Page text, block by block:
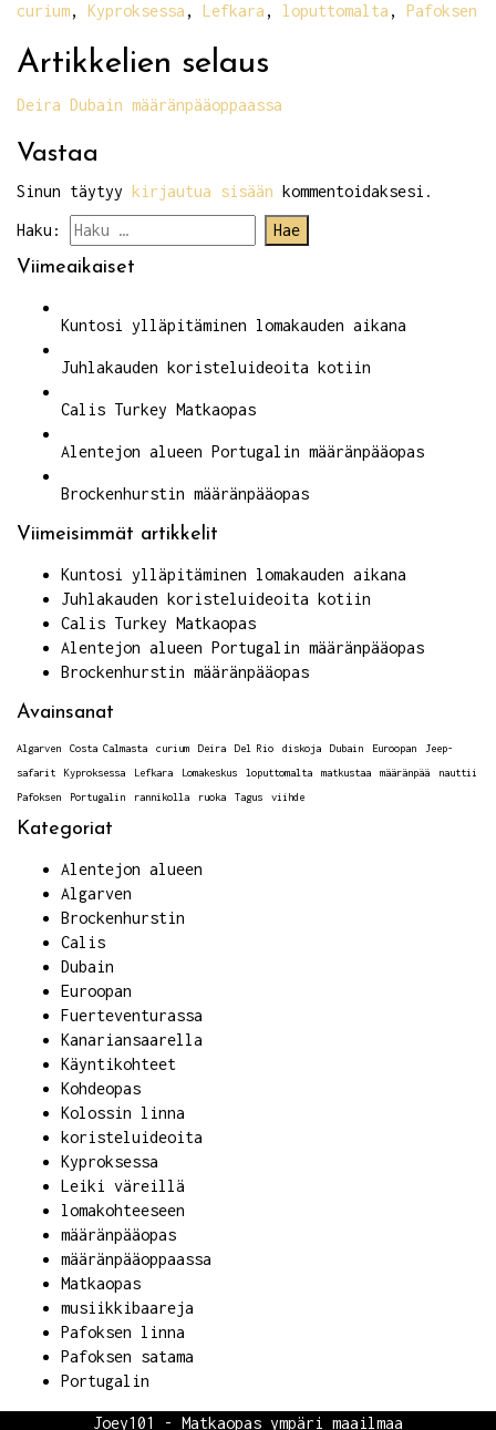
curium, Kyproksessa , Lefkara , loputtomalta , Pafoksen
Artikkelien selaus
Deira Dubain määränpääoppaassa
Vastaa
Sinun täytyy kirjautua sisään kommentoidaksesi.
Haku:
Viimeaikaiset
Kuntosi ylläpitäminen lomakauden aikana
Juhlakauden koristeluideoita kotiin
Calis Turkey Matkaopas
Alentejon alueen Portugalin määränpääopas
Brockenhurstin määränpääopas
Viimeisimmät artikkelit
Kuntosi ylläpitäminen lomakauden aikana
Juhlakauden koristeluideoita kotiin
Calis Turkey Matkaopas
Alentejon alueen Portugalin määränpääopas
Brockenhurstin määränpääopas
Avainsanat
Algarven Costa Calmasta curium Deira Del Rio diskoja Dubain Euroopan
Jeep-
safarit
Kyproksessa Lefkara Lomakeskus loputtomalta matkustaa määränpää
nauttii
Pafoksen
Portugalin rannikolla ruoka Tagus viihde
Kategoriat
Alentejon alueen
Algarven
Brockenhurstin
Calis
Dubain
Euroopan
Fuerteventurassa
Kanariansaarella
Käyntikohteet
Kohdeopas
Kolossin linna
koristeluideoita
Kyproksessa
Leiki väreillä
lomakohteeseen
määränpääopas
määränpääoppaassa
Matkaopas
musiikkibaareja
Pafoksen linna
Pafoksen satama
Portugalin
Joey101 - Matkaopas ympäri maailmaa